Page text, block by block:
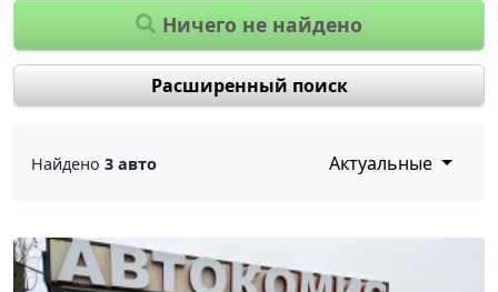
Ничего не найдено
Расширенный поиск
Найдено 3 авто Актуальные